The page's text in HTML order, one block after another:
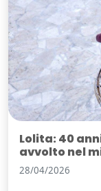
Lolita: 40
avvolto nel
28/04/2026